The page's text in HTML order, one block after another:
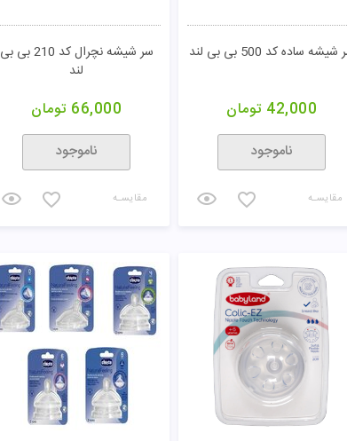
ساده کد 500 بی بی لند
42,000 تومان
ناموجود
مقایسـه
سر شیشه نچرال کد 210 بی بی
لند
66,000 تومان
ناموجود
مقایسـه